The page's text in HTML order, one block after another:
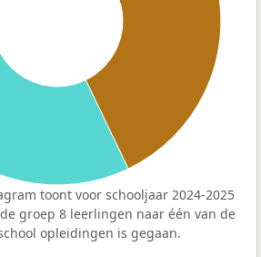
toont voor schooljaar 2024-2025
groep 8 leerlingen naar één van de
opleidingen is gegaan.